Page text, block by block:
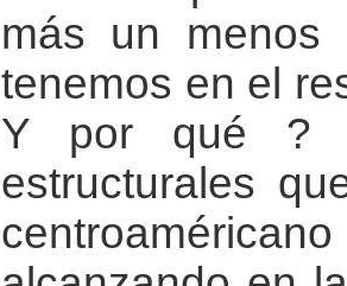
más un
tenemos en el
Y por qué ?
estructurales